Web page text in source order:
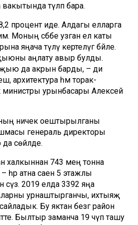
вакытында түләп бара.
процент иде. Алдагы елларга
Моның сәбәбе узган ел каты
яңача түләү кертелүгә бәйле.
аңлату авыр булды.
җыю да акрын барды, – ди
архитектура һәм торак-
урынбасары Алексей
ничек оештырылганы
генераль директоры
сөйләде.
халкыннан 743 мең тонна
атна саен 5 этажлы
сүз. 2019 елда 3392 яңа
урнаштырганчы, ихтыяҗ
Бу яктан безгә район
Былтыр заманча 19 чүп ташу